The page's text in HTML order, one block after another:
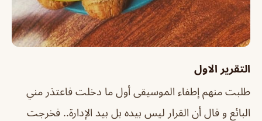
التقرير الاول
طلبت منهم إطفاء الموسيقى أول ما دخلت فاعتذر مني
البائع و قال أن القرار ليس بيده بل بيد الإدارة.. فخرجت